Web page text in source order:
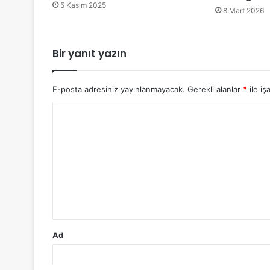
5 Kasım 2025
8 Mart 2026
Bir yanıt yazın
E-posta adresiniz yayınlanmayacak. Gerekli alanlar * ile
Ad